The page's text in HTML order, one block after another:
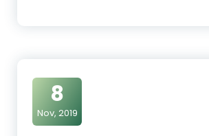
8
Nov, 2019